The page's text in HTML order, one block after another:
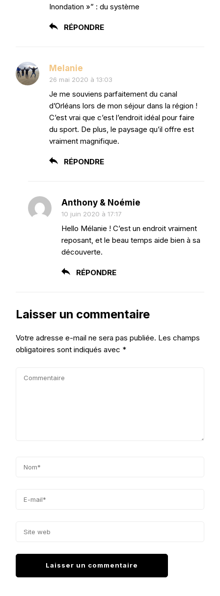
Inondation »” : du système
RÉPONDRE
Melanie
26 mai 2020 à 13:03
Je me souviens parfaitement du canal
d’Orléans lors de mon séjour dans la région !
C’est vrai que c’est l’endroit idéal pour faire
du sport. De plus, le paysage qu’il offre est
vraiment magnifique.
RÉPONDRE
Anthony & Noémie
10 juin 2020 à 17:17
Hello Mélanie ! C’est un endroit vraiment
reposant, et le beau temps aide bien à sa
découverte.
RÉPONDRE
Laisser un commentaire
Votre adresse e-mail ne sera pas publiée. Les champs
obligatoires sont indiqués avec *